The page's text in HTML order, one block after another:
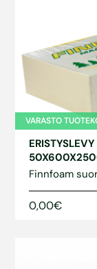
VARASTO
Finnfoam
0,00€